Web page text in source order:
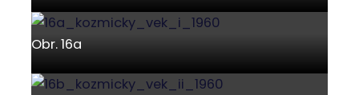
Obr. 16a